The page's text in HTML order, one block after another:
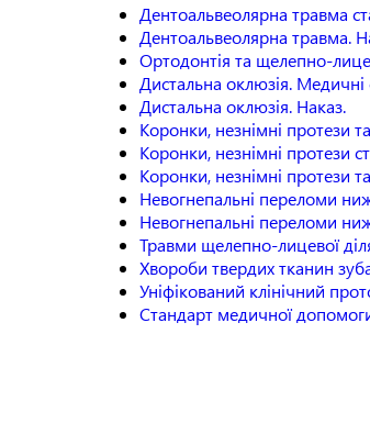
Дентоальвеолярна травма
Дентоальвеолярна травма.
Ортодонтія та щелепно-
Дистальна оклюзія. Медичні
Дистальна оклюзія. Наказ.
Коронки, незнімні протези
Коронки, незнімні протези
Коронки, незнімні протези
Невогнепальні переломи
Невогнепальні переломи
Травми щелепно-лицевої
Хвороби твердих тканин
Уніфікований клінічний
Стандарт медичної